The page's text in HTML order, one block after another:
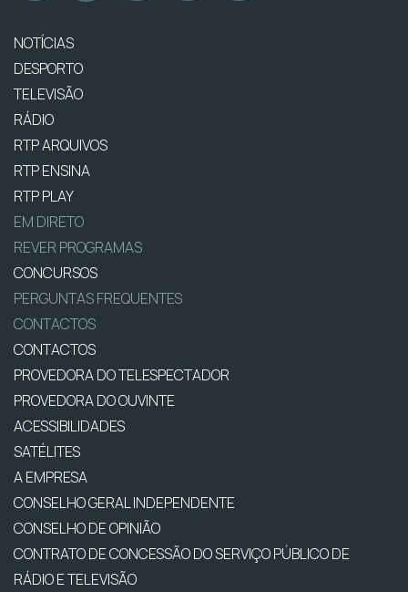
NOTÍCIAS
DESPORTO
TELEVISÃO
RÁDIO
RTP ARQUIVOS
RTP ENSINA
RTP PLAY
EM DIRETO
REVER PROGRAMAS
CONCURSOS
PERGUNTAS FREQUENTES
CONTACTOS
CONTACTOS
PROVEDORA DO TELESPECTADOR
PROVEDORA DO OUVINTE
ACESSIBILIDADES
SATÉLITES
A EMPRESA
CONSELHO GERAL INDEPENDENTE
CONSELHO DE OPINIÃO
CONTRATO DE CONCESSÃO DO SERVIÇO PÚBLICO DE
RÁDIO E TELEVISÃO